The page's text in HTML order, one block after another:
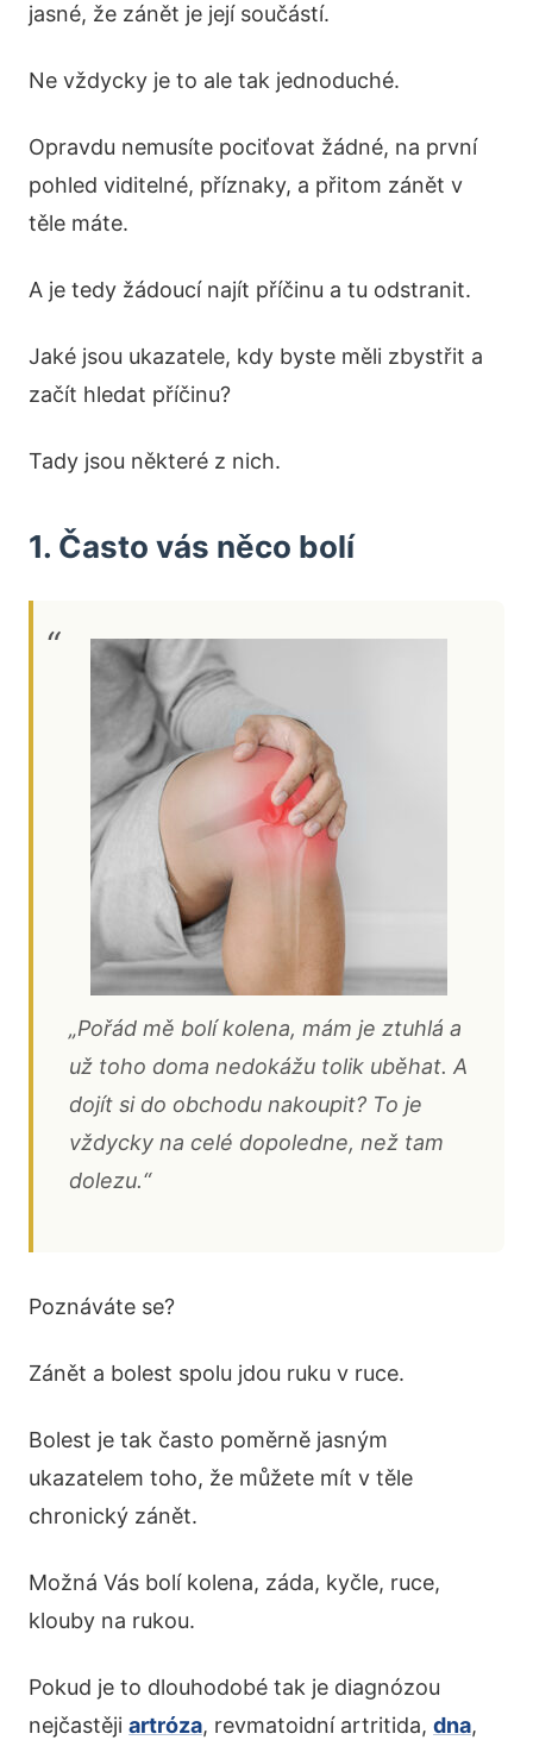
jasné, že zánět je její součástí.
Ne vždycky je to ale tak jednoduché.
Opravdu nemusíte pociťovat žádné, na první
pohled viditelné, příznaky, a přitom zánět v
těle máte.
A je tedy žádoucí najít příčinu a tu odstranit.
Jaké jsou ukazatele, kdy byste měli zbystřit a
začít hledat příčinu?
Tady jsou některé z nich.
1. Často vás něco bolí
„Pořád mě bolí kolena, mám je ztuhlá a
už toho doma nedokážu tolik uběhat. A
dojít si do obchodu nakoupit? To je
vždycky na celé dopoledne, než tam
dolezu.“
Poznáváte se?
Zánět a bolest spolu jdou ruku v ruce.
Bolest je tak často poměrně jasným
ukazatelem toho, že můžete mít v těle
chronický zánět.
Možná Vás bolí kolena, záda, kyčle, ruce,
klouby na rukou.
Pokud je to dlouhodobé tak je diagnózou
nejčastěji artróza, revmatoidní artritida, dna,